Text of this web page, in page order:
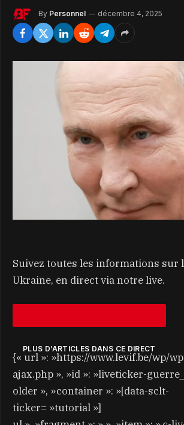
By Personnel décembre 4, 2025
Suivez toutes les informations sur
Ukraine, en direct via notre live.
PLUS D’ARTICLES DANS CE DIRECT
{« url »: »https://www.levif.be/wp/
ajax.php », »id »: »liveticker-
older », »container »: »[data-sclt-
ticker= »tutorial »]